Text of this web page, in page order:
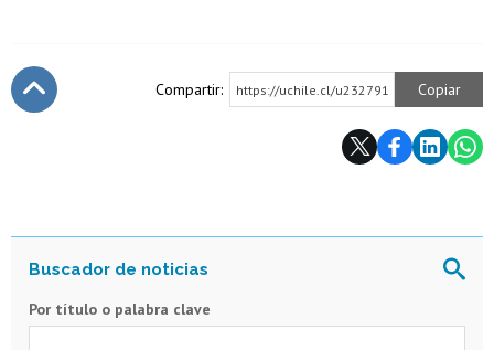
Compartir: https://uchile.cl/u232791 Copiar
Por título o palabra clave